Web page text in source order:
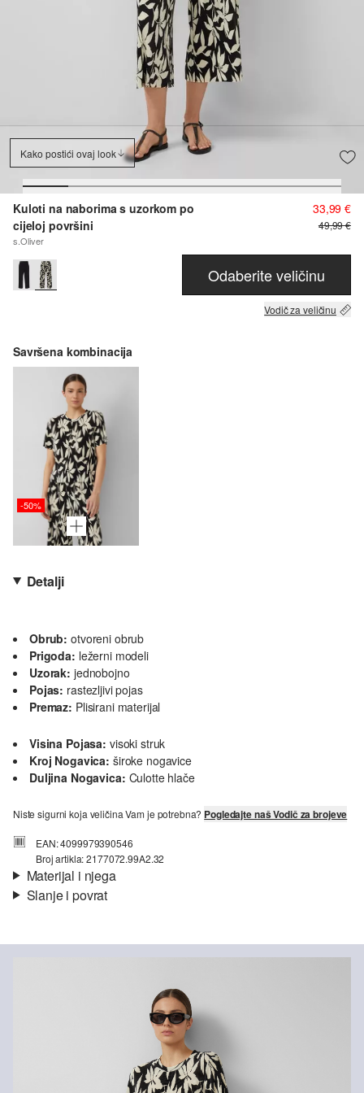
Kako postići ovaj look
Kuloti na naborima s uzorkom po
cijeloj površini
s.Oliver
33,99 €
49,99 €
Odaberite veličinu
Vodič za veličinu
Savršena kombinacija
-50%
Detalji
Obrub: otvoreni obrub
Prigoda: ležerni modeli
Uzorak: jednobojno
Pojas: rastezljivi pojas
Premaz: Plisirani materijal
Visina Pojasa: visoki struk
Kroj Nogavica: široke nogavice
Duljina Nogavica: Culotte hlače
Niste sigurni koja veličina Vam je potrebna? Pogledajte naš Vodič za brojeve
EAN: 4099979390546
Broj artikla: 2177072.99A2.32
Materijal i njega
Podstava: bez podstave
Nije prikladno za izbjeljivanje sredstvom na bazi klora
Slanje i povrat
Vaša će narudžba biti poslana u roku od 4-8 radna dana putem
Hrvatska pošta-a. Standardna dostava košta 4,95 €.